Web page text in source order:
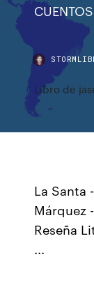
Libro de
La Santa
Márquez
Reseña
...